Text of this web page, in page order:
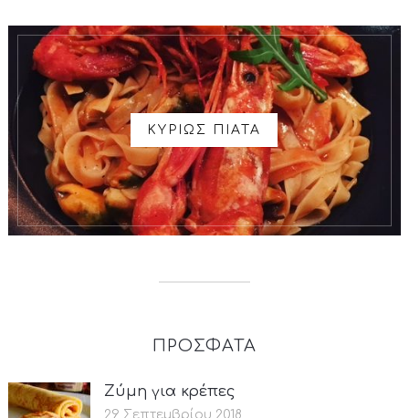
ΚΥΡΙΩΣ ΠΙΑΤΑ
ΠΡΟΣΦΑΤΑ
Ζύμη για κρέπες
29 Σεπτεμβρίου 2018